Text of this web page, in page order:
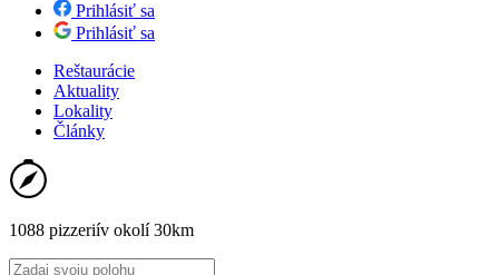
Prihlásiť sa
Prihlásiť sa
Reštaurácie
Aktuality
Lokality
Články
1088 pizzeriív okolí 30km